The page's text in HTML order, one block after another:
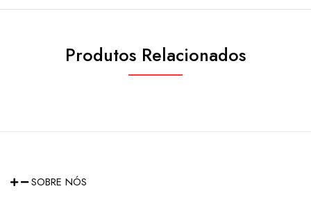
Produtos Relacionados
SOBRE NÓS